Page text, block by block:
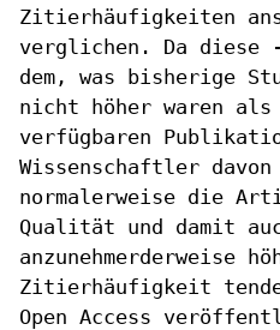
Zitierhäufigkeiten
verglichen. Da diese
dem, was bisherige
nicht höher waren als
verfügbaren
Wissenschaftler
normalerweise die
Qualität und damit
anzunehmerderweise
Zitierhäufigkeit
Open Access